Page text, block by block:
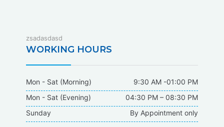
dodobet
oldcasino
casipol
barbibet
zsadasdasd
WORKING HOURS
Mon - Sat (Morning)
9:30 AM -01:00 PM
Mon - Sat (Evening)
04:30 PM – 08:30 PM
Sunday
By Appointment only